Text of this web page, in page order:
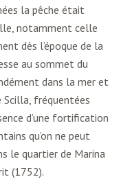
la pêche était
notamment celle
dès l’époque de la
au sommet du
dans la mer et
fréquentées
d’une fortification
qu’on ne peut
le quartier de Marina
(1752).